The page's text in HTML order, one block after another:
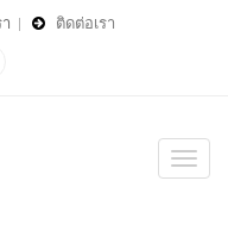
| ติดต่อเรา